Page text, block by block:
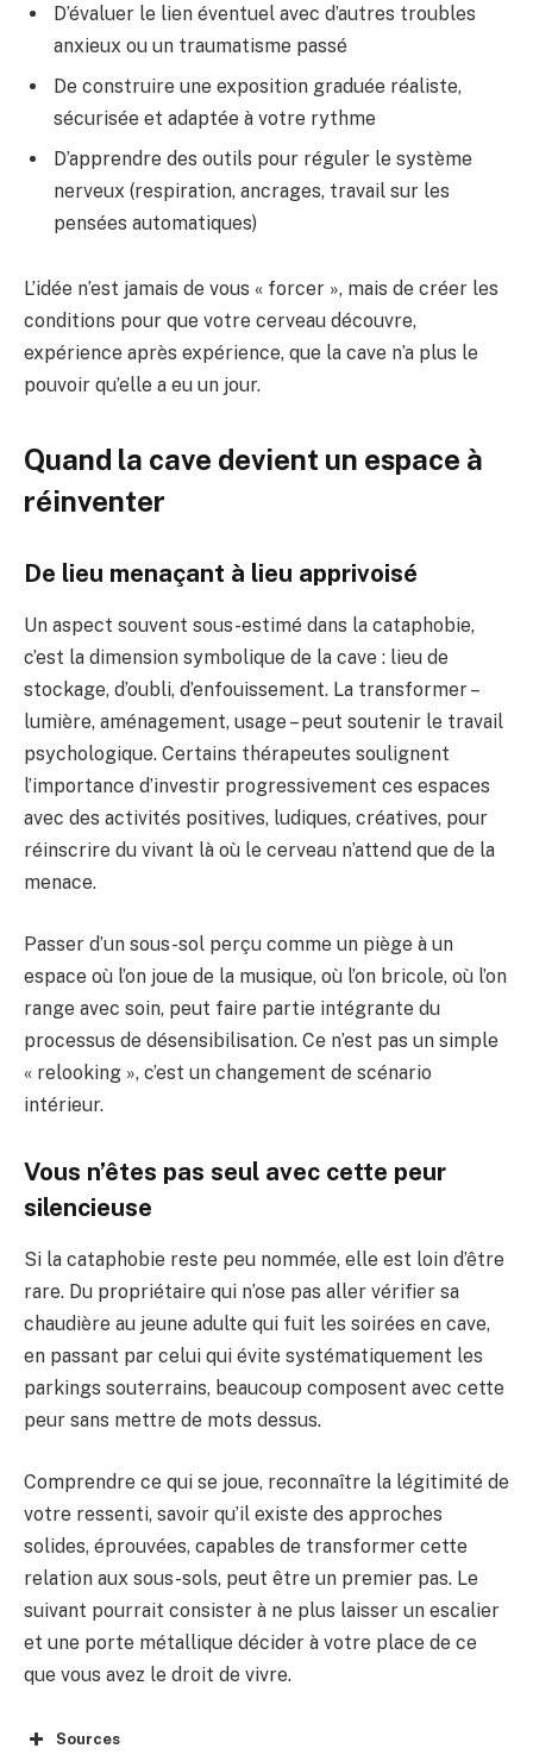
D’évaluer le lien éventuel avec d’autres troubles
anxieux ou un traumatisme passé
De construire une exposition graduée réaliste,
sécurisée et adaptée à votre rythme
D’apprendre des outils pour réguler le système
nerveux (respiration, ancrages, travail sur les
pensées automatiques)
L’idée n’est jamais de vous « forcer », mais de créer les
conditions pour que votre cerveau découvre,
expérience après expérience, que la cave n’a plus le
pouvoir qu’elle a eu un jour.
Quand la cave devient un espace à
réinventer
De lieu menaçant à lieu apprivoisé
Un aspect souvent sous-estimé dans la cataphobie,
c’est la dimension symbolique de la cave : lieu de
stockage, d’oubli, d’enfouissement. La transformer –
lumière, aménagement, usage – peut soutenir le travail
psychologique. Certains thérapeutes soulignent
l’importance d’investir progressivement ces espaces
avec des activités positives, ludiques, créatives, pour
réinscrire du vivant là où le cerveau n’attend que de la
menace.
Passer d’un sous-sol perçu comme un piège à un
espace où l’on joue de la musique, où l’on bricole, où l’on
range avec soin, peut faire partie intégrante du
processus de désensibilisation. Ce n’est pas un simple
« relooking », c’est un changement de scénario
intérieur.
Vous n’êtes pas seul avec cette peur
silencieuse
Si la cataphobie reste peu nommée, elle est loin d’être
rare. Du propriétaire qui n’ose pas aller vérifier sa
chaudière au jeune adulte qui fuit les soirées en cave,
en passant par celui qui évite systématiquement les
parkings souterrains, beaucoup composent avec cette
peur sans mettre de mots dessus.
Comprendre ce qui se joue, reconnaître la légitimité de
votre ressenti, savoir qu’il existe des approches
solides, éprouvées, capables de transformer cette
relation aux sous-sols, peut être un premier pas. Le
suivant pourrait consister à ne plus laisser un escalier
et une porte métallique décider à votre place de ce
que vous avez le droit de vivre.
Sources